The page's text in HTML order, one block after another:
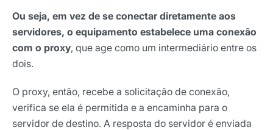
Ou seja, em vez de se conectar diretamente aos
servidores, o equipamento estabelece uma conexão
com o proxy, que age como um intermediário entre os
dois.
O proxy, então, recebe a solicitação de conexão,
verifica se ela é permitida e a encaminha para o
servidor de destino. A resposta do servidor é enviada